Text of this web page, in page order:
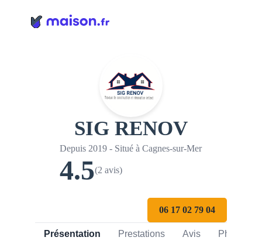
SIG RENOV
Depuis 2019 - Situé à Cagnes-sur-Mer
4.5(2 avis)
06 17 02 79 04
Présentation Prestations Avis Photos